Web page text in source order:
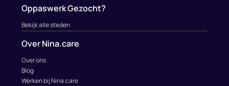
Oppaswerk Gezocht?
Bekijk alle steden
Over Nina.care
Over ons
Blog
Werken bij Nina.care